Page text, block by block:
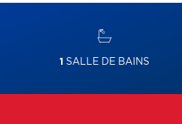
1 SALLE DE BAINS